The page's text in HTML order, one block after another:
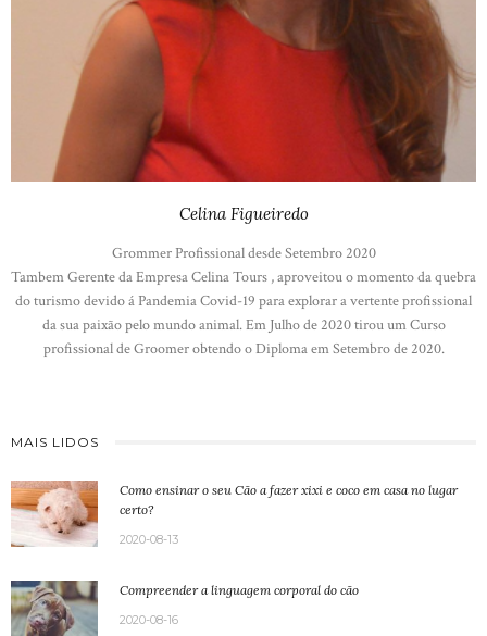
Celina Figueiredo
Grommer Profissional desde Setembro 2020
Tambem Gerente da Empresa Celina Tours , aproveitou o momento da quebra
do turismo devido á Pandemia Covid-19 para explorar a vertente profissional
da sua paixão pelo mundo animal. Em Julho de 2020 tirou um Curso
profissional de Groomer obtendo o Diploma em Setembro de 2020.
MAIS LIDOS
Como ensinar o seu Cão a fazer xixi e coco em casa no lugar
certo?
2020-08-13
Compreender a linguagem corporal do cão
2020-08-16